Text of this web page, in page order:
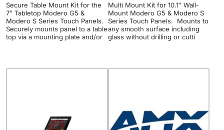
Secure Table Mount Kit for the
7” Tabletop Modero G5 &
Modero S Series Touch Panels.
Securely mounts panel to a table
top via a mounting plate and/or
Multi Mount Kit for 10.1″ Wall-
Mount Modero G5 & Modero S
Series Touch Panels. Mounts to
any smooth surface including
glass without drilling or cutti